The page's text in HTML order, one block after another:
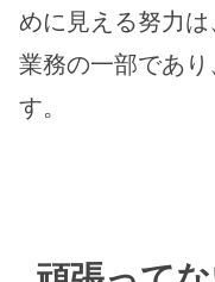
めに見える努力
業務の一部であ
す。